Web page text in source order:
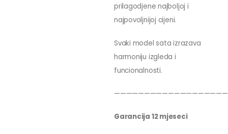
prilagodjene najboljoj i
najpovoljnijoj cijeni.
Svaki model sata izrazava
harmoniju izgleda i
funcionalnosti.
Garancija 12 mjeseci